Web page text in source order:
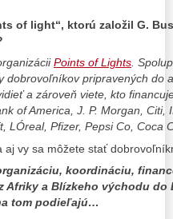
of light“, ktorú založil G.
Points of Lights.
dobrovoľníkov pripravených
a zároveň viete, kto
of America, J. P. Morgan, Citi,
LÓreal, Pfizer, Pepsi Co,
aj vy sa môžete stať
koordináciu,
Afriky a Blízkeho východu
tom podieľajú…